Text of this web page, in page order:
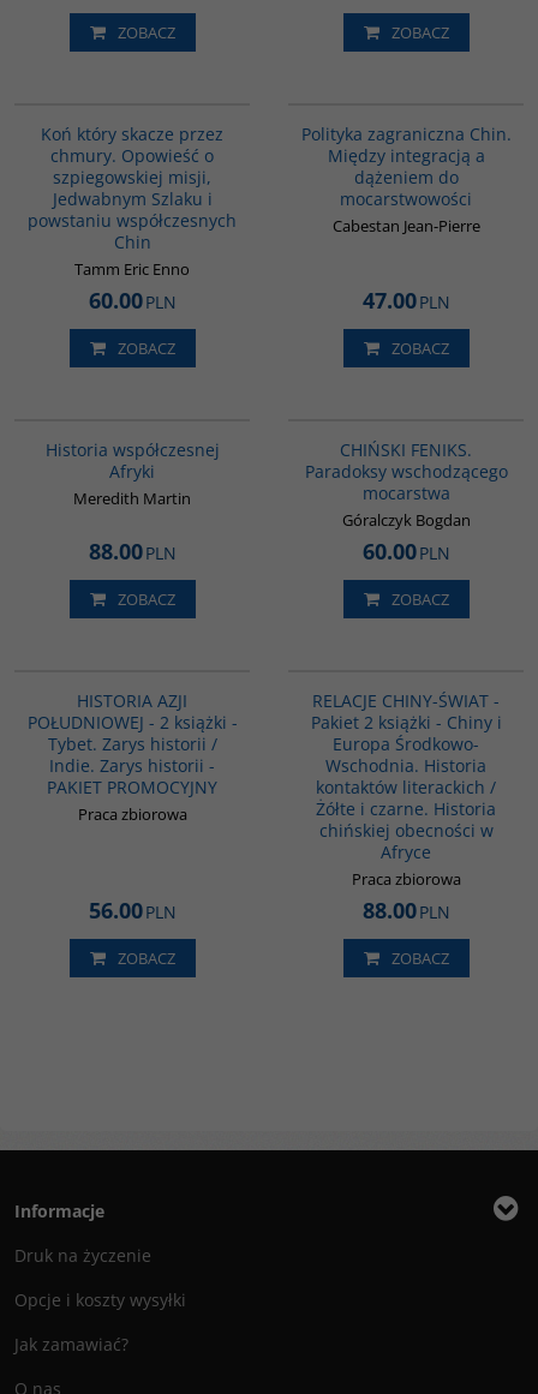
ZOBACZ ZOBACZ
Koń który skacze przez
chmury. Opowieść o
szpiegowskiej misji,
Jedwabnym Szlaku i
powstaniu współczesnych
Chin
Tamm Eric Enno
60.00PLN
ZOBACZ
Polityka zagraniczna Chin.
Między integracją a
dążeniem do
mocarstwowości
Cabestan Jean-Pierre
47.00PLN
ZOBACZ
Historia współczesnej
Afryki
Meredith Martin
88.00PLN
ZOBACZ
CHIŃSKI FENIKS.
Paradoksy wschodzącego
mocarstwa
Góralczyk Bogdan
60.00PLN
ZOBACZ
HISTORIA AZJI
POŁUDNIOWEJ - 2 książki -
Tybet. Zarys historii /
Indie. Zarys historii -
PAKIET PROMOCYJNY
Praca zbiorowa
56.00PLN
ZOBACZ
RELACJE CHINY-ŚWIAT -
Pakiet 2 książki - Chiny i
Europa Środkowo-
Wschodnia. Historia
kontaktów literackich /
Żółte i czarne. Historia
chińskiej obecności w
Afryce
Praca zbiorowa
88.00PLN
ZOBACZ
Informacje
Druk na życzenie
Opcje i koszty wysyłki
Jak zamawiać?
O nas